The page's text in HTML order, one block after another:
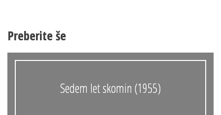
Preberite še
Sedem let skomin (1955)